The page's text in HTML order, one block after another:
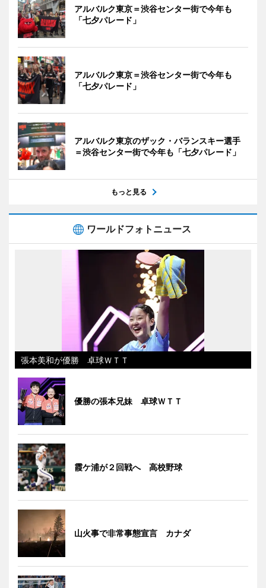
アルバルク東京＝渋谷センター街で今年も
「七夕パレード」
アルバルク東京＝渋谷センター街で今年も
「七夕パレード」
アルバルク東京のザック・バランスキー選手
＝渋谷センター街で今年も「七夕パレード」
もっと見る
ワールドフォトニュース
張本美和が優勝 卓球ＷＴＴ
優勝の張本兄妹 卓球ＷＴＴ
霞ケ浦が２回戦へ 高校野球
山火事で非常事態宣言 カナダ